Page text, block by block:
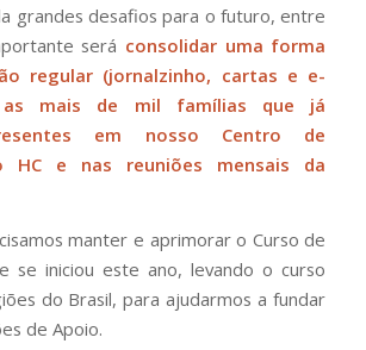
grandes desafios para o futuro, entre
será consolidar uma forma
regular (jornalzinho, cartas e e-
as mais de mil famílias que já
em nosso Centro de
HC e nas reuniões mensais da
manter e aprimorar o Curso de
se iniciou este ano, levando o curso
do Brasil, para ajudarmos a fundar
de Apoio.